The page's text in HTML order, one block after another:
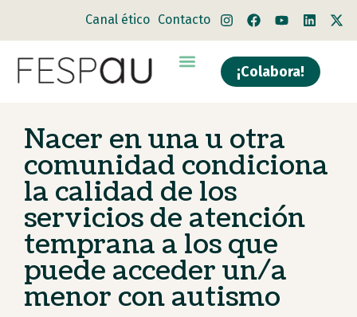
Canal ético Contacto
¡Colabora!
Nacer en una u otra
comunidad condiciona
la calidad de los
servicios de atención
temprana a los que
puede acceder un/a
menor con autismo